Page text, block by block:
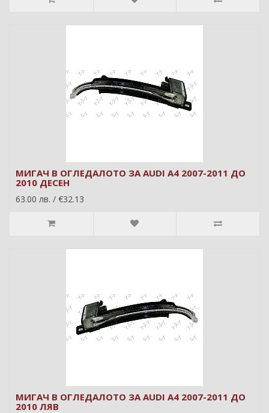
МИГАЧ В ОГЛЕДАЛОТО ЗА AUDI A4 2007-2011 ДО
2010 ДЕСЕН
63.00 лв. / €32.13
МИГАЧ В ОГЛЕДАЛОТО ЗА AUDI A4 2007-2011 ДО
2010 ЛЯВ